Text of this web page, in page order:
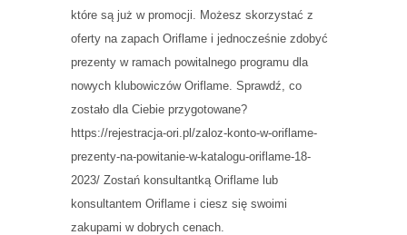
które są już w promocji. Możesz skorzystać z
oferty na zapach Oriflame i jednocześnie zdobyć
prezenty w ramach powitalnego programu dla
nowych klubowiczów Oriflame. Sprawdź, co
zostało dla Ciebie przygotowane?
https://rejestracja-ori.pl/zaloz-konto-w-oriflame-
prezenty-na-powitanie-w-katalogu-oriflame-18-
2023/ Zostań konsultantką Oriflame lub
konsultantem Oriflame i ciesz się swoimi
zakupami w dobrych cenach.